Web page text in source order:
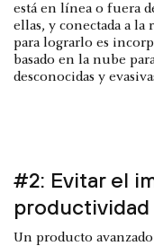
está en línea o fuera
ellas, y conectada a la
para lograrlo es
basado en la nube
desconocidas y
#2: Evitar el
productividad
Un producto